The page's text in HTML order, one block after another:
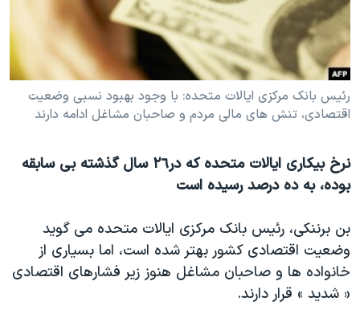
حقوق شهروندی
اقتصادی
علم و فناوری
اسرائیل در جنگ
گالری عکس
انتخابات ریاست جمهوری آمریکا ۲۰۲۴
حمله جمهوری اسلامی به اسرائیل
رمز مهسا
ورزش زنان در ایران
اعتراضات زن، زندگی، آزادی
تریبونال مردمی آبان ۹۸
چهل سال گروگان‌گیری
قانون شفافیت دارائی کادر رهبری ایران
اعتراضات مردمی آبان ۹۸
زبانهای مختلف
رئیس بانک مرکزی ایالات متحده: با وجود بهبود نسبی وضعیت
اقتصادی، تنش های مالی مردم و صاحبان مشاغل ادامه دارند
نرخ بیکاری ایالات متحده که در٢٦ سال گذشته بی سابقه
بوده، به ده درصد رسیده است
بن برننکی، رئیس بانک مرکزی ایالات متحده می گوید
وضعیت اقتصادی کشور بهتر شده است، اما بسیاری از
خانواده ها و صاحبان مشاغل هنوز زیر فشارهای اقتصادی
« شدید » قرار دارند.